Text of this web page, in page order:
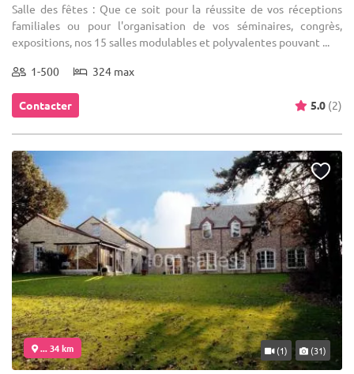
Salle des fêtes : Que ce soit pour la réussite de vos réceptions
familiales ou pour l'organisation de vos séminaires, congrès,
expositions, nos 15 salles modulables et polyvalentes pouvant ...
1-500 324 max
Contacter 5.0 (2)
... 34 km (1) (31)